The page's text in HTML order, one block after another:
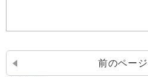
前のペー